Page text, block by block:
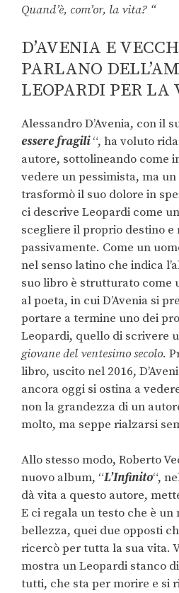
Quand’è, com’or, la vita? “
D’AVENIA E
PARLANO
LEOPARDI PER LA
Alessandro D’Avenia, con il
essere fragili“, ha voluto
autore, sottolineando come
vedere un pessimista, ma
trasformò il suo dolore in
ci descrive Leopardi come
scegliere il proprio destino e
passivamente. Come un
nel senso latino che indica
suo libro è strutturato come
al poeta, in cui D’Avenia si
portare a termine uno dei
Leopardi, quello di scrivere
giovane del ventesimo secolo.
libro, uscito nel 2016,
ancora oggi si ostina a
non la grandezza di un
molto, ma seppe rialzarsi
Allo stesso modo, Roberto
nuovo album, “L’Infinito“,
dà vita a questo autore,
E ci regala un testo che è
bellezza, quei due opposti
ricercò per tutta la sua vita.
mostra un Leopardi stanco
tutti, che sta per morire e si